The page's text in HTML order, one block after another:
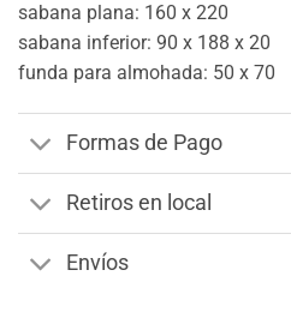
sabana plana: 160 x 220
sabana inferior: 90 x 188 x 20
funda para almohada: 50 x 70
Formas de Pago
Retiros en local
Envíos